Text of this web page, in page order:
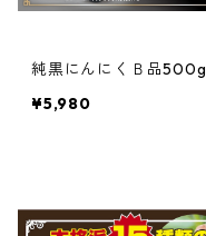
純黒にんにくＢ品500g
¥5,980